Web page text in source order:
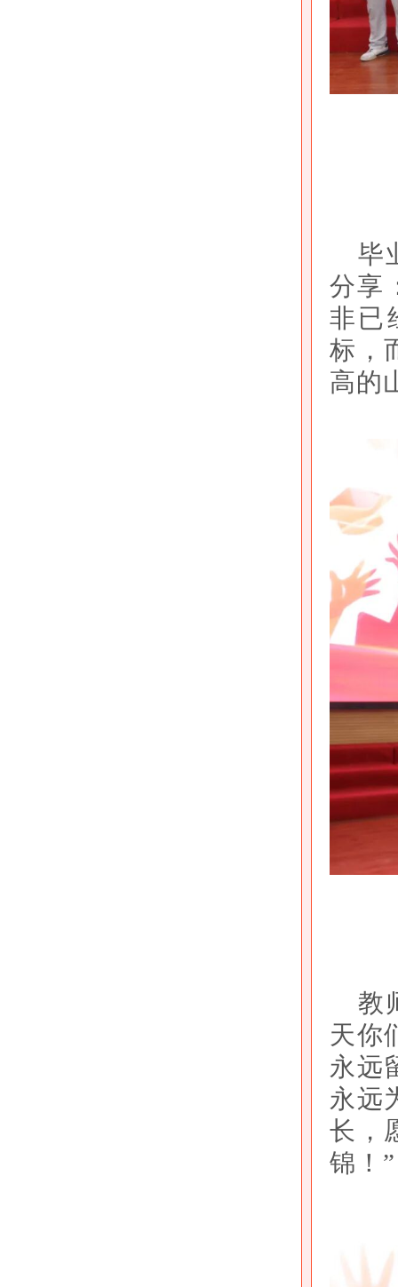
毕
分享
非已
标，
高的
教
天你
永远
永远
长，
锦！”